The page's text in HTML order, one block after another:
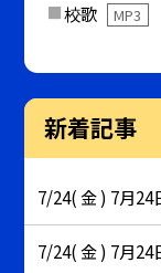
校歌 MP3
新着記事
7/24( 金 ) 7月
7/24( 金 ) 7月